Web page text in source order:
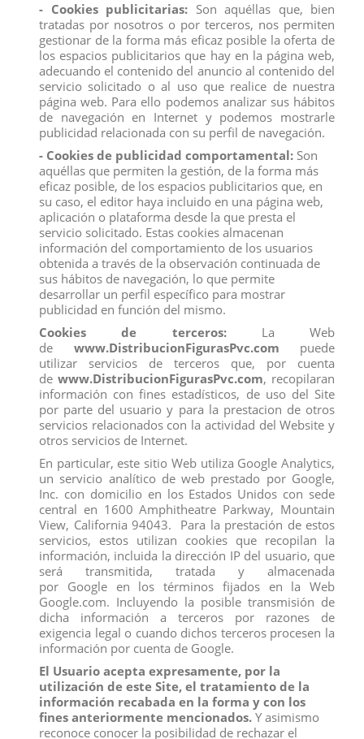
Disfruta comprobando lo lejos que puede llegar tu mini pelota Boing
mega bote
PRECIO POR UNIDAD
Todos los productos de nuestrocatálogoobtienen el certificado
exigido por la U.E.
Compraahora y recíbelo en 24/48 horas en su establecimiento.
Recuerde que disponemos de unchat donde le atendemos
personalmente, pregúntenos sus dudas.
Somos una
empresa avalada por una gran experiencia
en
mercadode distribucióny venta al por mayor.
Los mejores precios los encontrarás
www.distribucionfiguraspvc.com , tu página de confianza
Calificación
Comentarios (0)
No hay reseñas de clientes en este momento.
Los clientes que adquirieron este producto también
compraron:
FIGURA TAILS
View
DISNEY PRINCESS COMICS MINIS
,SERIE 2, EXPO
View
- Cookies publicitarias: Son aquéllas que, bien
tratadas por nosotros o por terceros, nos permiten
gestionar de la forma más eficaz posible la oferta de
los espacios publicitarios que hay en la página web,
adecuando el contenido del anuncio al contenido del
servicio solicitado o al uso que realice de nuestra
página web. Para ello podemos analizar sus hábitos
de navegación en Internet y podemos mostrarle
publicidad relacionada con su perfil de navegación.
- Cookies de publicidad comportamental: Son
aquéllas que permiten la gestión, de la forma más
eficaz posible, de los espacios publicitarios que, en
su caso, el editor haya incluido en una página web,
aplicación o plataforma desde la que presta el
servicio solicitado. Estas cookies almacenan
información del comportamiento de los usuarios
obtenida a través de la observación continuada de
sus hábitos de navegación, lo que permite
desarrollar un perfil específico para mostrar
publicidad en función del mismo.
Cookies de terceros:La Web
de www.DistribucionFigurasPvc.com puede
utilizar servicios de terceros que, por cuenta
de www.DistribucionFigurasPvc.com, recopilaran
información con fines estadísticos, de uso del Site
por parte del usuario y para la prestacion de otros
servicios relacionados con la actividad del Website y
otros servicios de Internet.
En particular, este sitio Web utiliza Google Analytics,
un servicio analítico de web prestado por Google,
Inc. con domicilio en los Estados Unidos con sede
central en 1600 Amphitheatre Parkway, Mountain
View, California 94043. Para la prestación de estos
servicios, estos utilizan cookies que recopilan la
información, incluida la dirección IP del usuario, que
será transmitida, tratada y almacenada
por Google en los términos fijados en la Web
Google.com. Incluyendo la posible transmisión de
dicha información a terceros por razones de
exigencia legal o cuando dichos terceros procesen la
información por cuenta de Google.
El Usuario acepta expresamente, por la
utilización de este Site, el tratamiento de la
información recabada en la forma y con los
fines anteriormente mencionados. Y asimismo
reconoce conocer la posibilidad de rechazar el